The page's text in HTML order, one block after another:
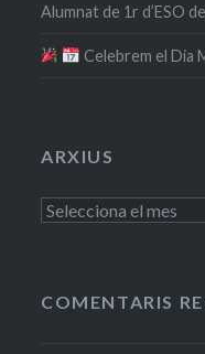
Alumnat de 1r d’ESO
Celebrem el Dia
ARXIUS
Arxius
COMENTARIS